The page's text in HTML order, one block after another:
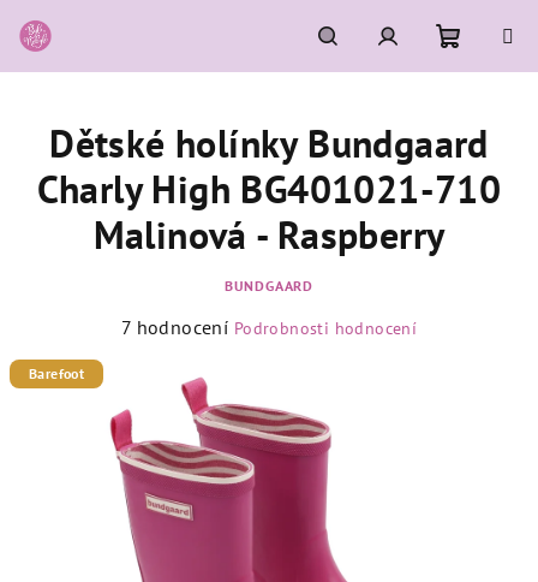
na
obsah
HledatPřihlášeníNákupní
košík
Dětské holínky Bundgaard
Charly High BG401021-710
Malinová - Raspberry
BUNDGAARD
Průměrné
produktu
4,9
z
5
hvězdiček.
7 hodnocení Podrobnosti hodnocení
Barefoot